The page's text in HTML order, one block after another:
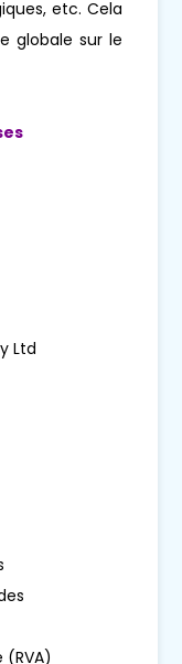
etc. Cela
globale sur le
Ltd